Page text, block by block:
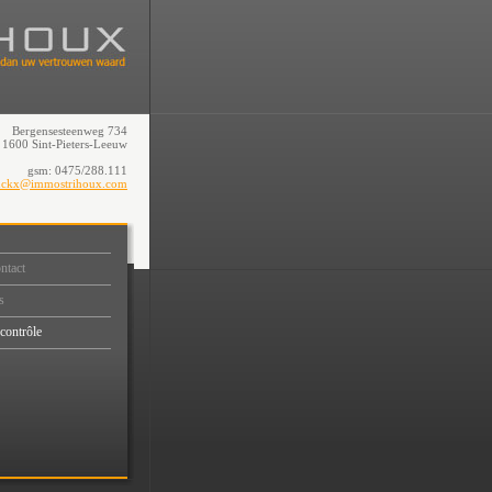
Bergensesteenweg 734
1600 Sint-Pieters-Leeuw
gsm: 0475/288.111